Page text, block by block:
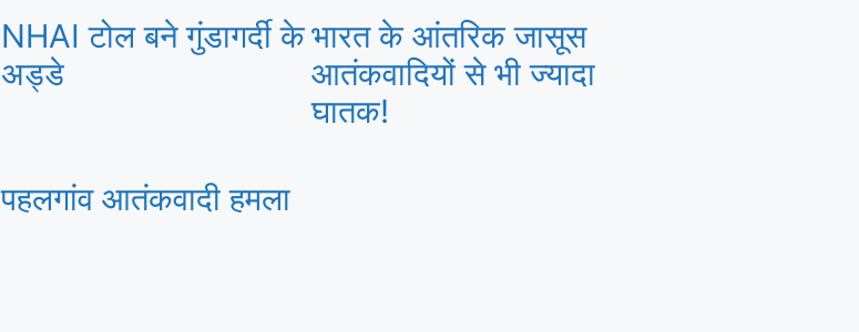
NHAI टोल बने गुंडागर्दी के
अड्डे
भारत के आंतरिक जासूस
आतंकवादियों से भी ज्यादा
घातक!
पहलगांव आतंकवादी हमला